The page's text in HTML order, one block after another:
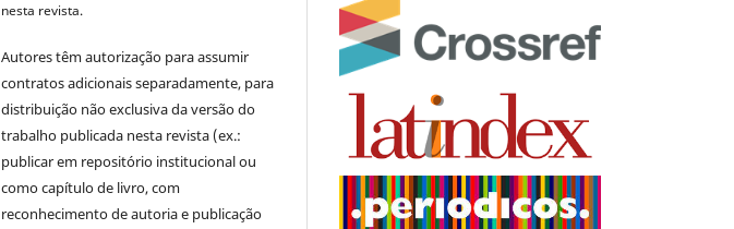
nesta revista.
Autores têm autorização para assumir
contratos adicionais separadamente, para
distribuição não exclusiva da versão do
trabalho publicada nesta revista (ex.:
publicar em repositório institucional ou
como capítulo de livro, com
reconhecimento de autoria e publicação